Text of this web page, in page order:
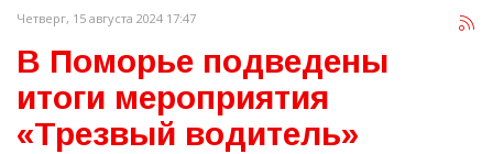
Четверг, 15 августа 2024 17:47
В Поморье подведены
итоги мероприятия
«Трезвый водитель»